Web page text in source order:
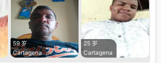
59 岁
Cartagena
25 岁
Cartagena